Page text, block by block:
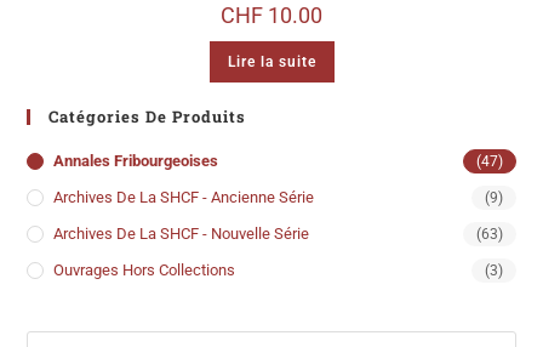
CHF 10.00
Lire la suite
Catégories De Produits
Annales Fribourgeoises (47)
Archives De La SHCF - Ancienne Série (9)
Archives De La SHCF - Nouvelle Série (63)
Ouvrages Hors Collections (3)